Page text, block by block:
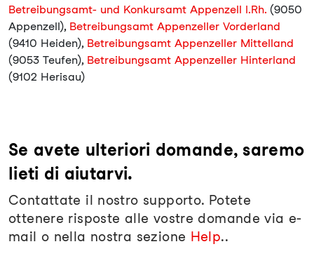
Betreibungsamt- und Konkursamt Appenzell I.Rh. (9050
Appenzell), Betreibungsamt Appenzeller Vorderland
(9410 Heiden), Betreibungsamt Appenzeller Mittelland
(9053 Teufen), Betreibungsamt Appenzeller Hinterland
(9102 Herisau)
Se avete ulteriori domande, saremo
lieti di aiutarvi.
Contattate il nostro supporto. Potete
ottenere risposte alle vostre domande via e-
mail o nella nostra sezione Help..